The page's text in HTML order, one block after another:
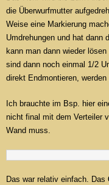
die Überwurfmutter
Weise eine Markierung
Umdrehungen und hat dann
kann man dann wieder
sind dann noch einmal 1/2
direkt Endmontieren,
Ich brauchte im Bsp. hier
nicht final mit dem Verteiler
Wand muss.
Das war relativ einfach. Das